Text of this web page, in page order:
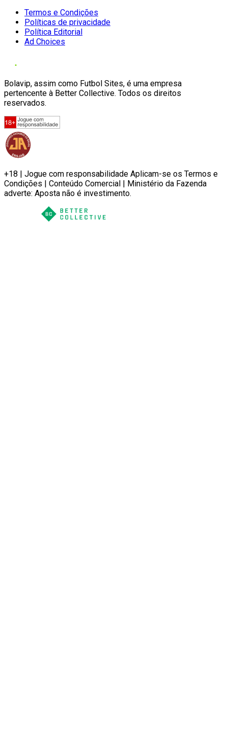
Termos e Condições
Políticas de privacidade
Política Editorial
Ad Choices
Bolavip, assim como Futbol Sites, é uma empresa
pertencente à Better Collective. Todos os direitos
reservados.
+18 | Jogue com responsabilidade Aplicam-se os Termos e
Condições | Conteúdo Comercial | Ministério da Fazenda
adverte: Aposta não é investimento.